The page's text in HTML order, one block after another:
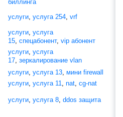
биллинга
услуги услуга 254 vrf
услуги услуга
15 спецабонент, vip абонент
услуги услуга
17 зеркалирование vlan
услуги услуга 13 мини firewall
услуги услуга 11 nat cg-nat
услуги услуга 8 ddos защита